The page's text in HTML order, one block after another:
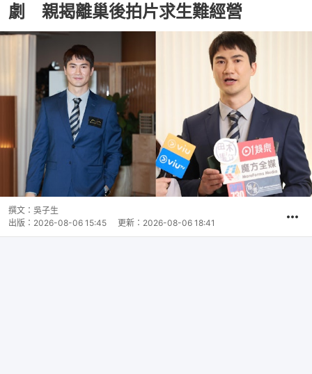
劇 親揭離巢後拍片求生難經營
撰文： 吳子生
出版： 2026-08-06 15:45 更新： 2026-08-06 18:41